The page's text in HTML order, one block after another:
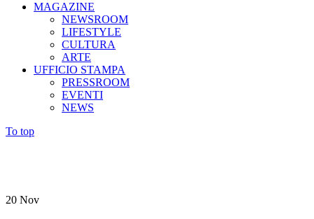
MAGAZINE
NEWSROOM
LIFESTYLE
CULTURA
ARTE
UFFICIO STAMPA
PRESSROOM
EVENTI
NEWS
To top
20 Nov